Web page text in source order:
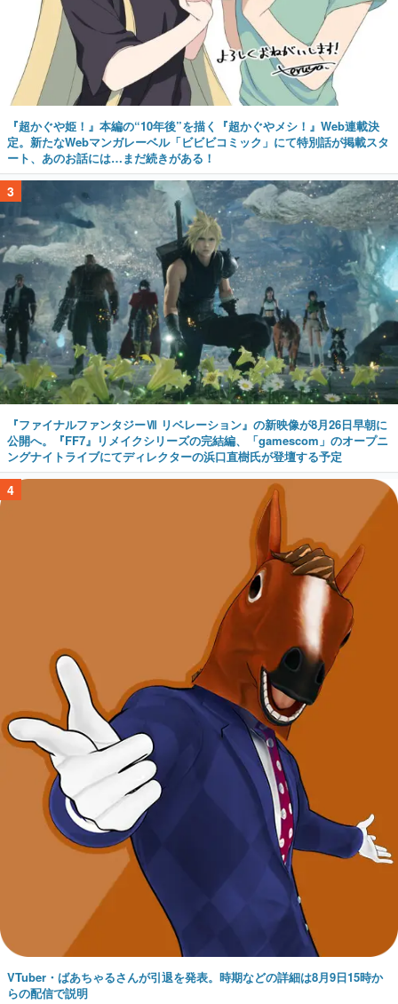
『超かぐや姫！』本編の“10年後”を描く『超かぐやメシ！』Web連載決
定。新たなWebマンガレーベル「ビビビコミック」にて特別話が掲載スタ
ート、あのお話には…まだ続きがある！
3
『ファイナルファンタジーⅦ リベレーション』の新映像が8月26日早朝に
公開へ。『FF7』リメイクシリーズの完結編、「gamescom」のオープニ
ングナイトライブにてディレクターの浜口直樹氏が登壇する予定
4
VTuber・ばあちゃるさんが引退を発表。時期などの詳細は8月9日15時か
らの配信で説明